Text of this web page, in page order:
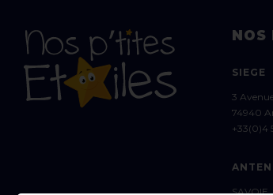
SIEGE
3
74940
+33(0)4
SAVOIE